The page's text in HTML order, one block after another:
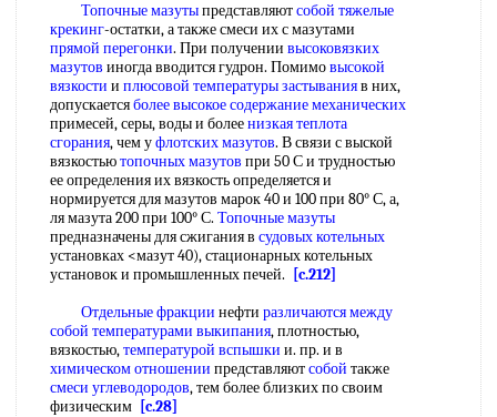
Топочные мазутыпредставляютсобой тяжелые
крекинг-остатки, а также смеси их с мазутами
прямой перегонки. При получении высоковязких
мазутов иногда вводится гудрон. Помимовысокой
вязкости и плюсовой температуры застыванияв них,
допускаетсяболее высокоесодержание механических
примесей, серы, воды и болеенизкая теплота
сгорания, чем уфлотских мазутов. В связи с выской
вязкостьютопочных мазутов при 50 С и трудностью
ее определения их вязкость определяется и
нормируется для мазутов марок 40 и 100 при 80° С, а,
ля мазута 200 при 100° С. Топочные мазуты
предназначены для сжигания в судовых котельных
установках <мазут 40), стационарных котельных
установок и промышленных печей.
[c.212]
Отдельные фракции нефти различаются между
собой температурами выкипания, плотностью,
вязкостью,температурой вспышки и. пр. и в
химическом отношении представляютсобой также
смеси углеводородов, тем более близких по своим
физическим [c.28]